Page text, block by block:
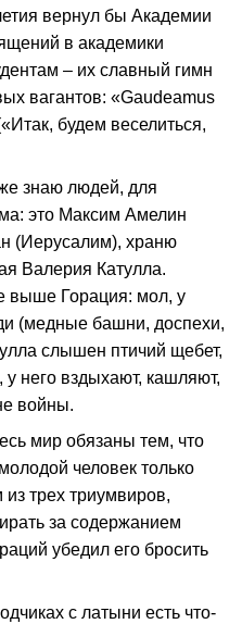
вернул бы Академии
в академики
– их славный гимн
вагантов: «Gaudeamus
будем веселиться,
знаю людей, для
это Максим Амелин
(Иерусалим), храню
Валерия Катулла.
выше Горация: мол, у
(медные башни, доспехи,
слышен птичий щебет,
у него вздыхают, кашляют,
войны.
мир обязаны тем, что
человек только
трех триумвиров,
за содержанием
убедил его бросить
с латыни есть что-